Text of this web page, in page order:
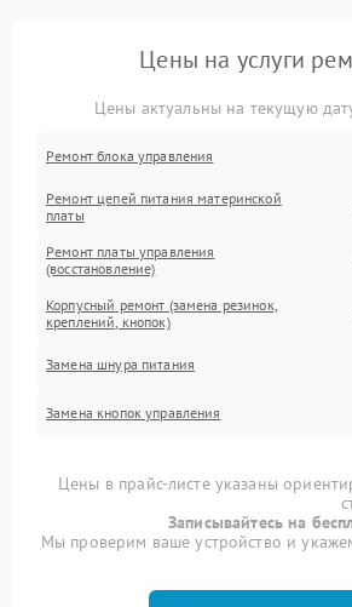
Цены на услуги
Цены актуальны на текущую
Ремонт блока управления
Ремонт цепей питания материнской
платы
Ремонт платы управления
(восстановление)
Корпусный ремонт (замена резинок,
креплений, кнопок)
Замена шнура питания
Замена кнопок управления
Цены в прайс-листе указаны
Записывайтесь на
Мы проверим ваше устройство и